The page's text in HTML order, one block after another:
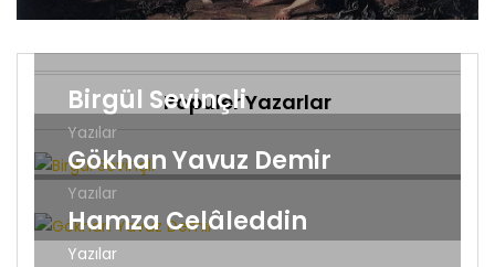
Popüler Yazarlar
Birgül Sevinçli
Yazılar
Gökhan Yavuz Demir
Yazılar
Hamza Celâleddin
Yazılar